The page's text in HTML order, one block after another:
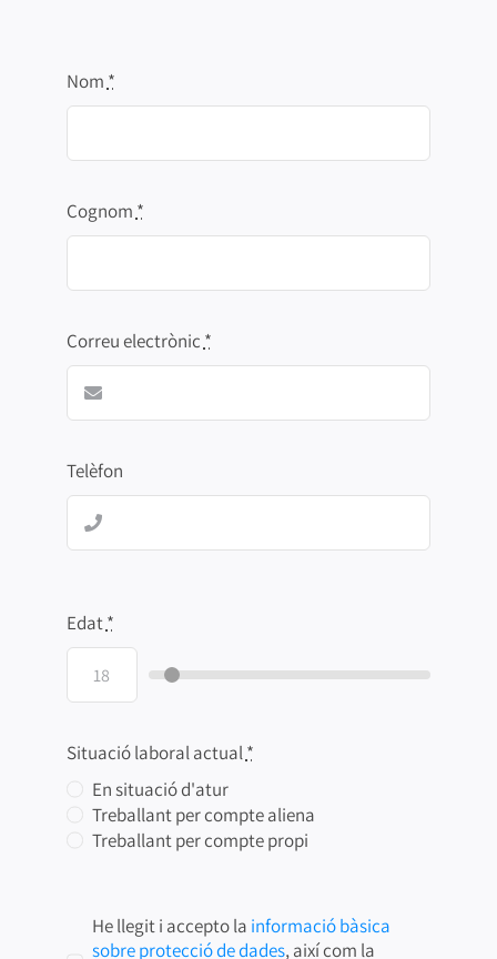
Nom *
Cognom *
Correu electrònic *
Telèfon
Edat*
Situació laboral actual*
En situació d'atur
Treballant per compte aliena
Treballant per compte propi
He llegit i accepto la informació bàsica
sobre protecció de dades, així com la